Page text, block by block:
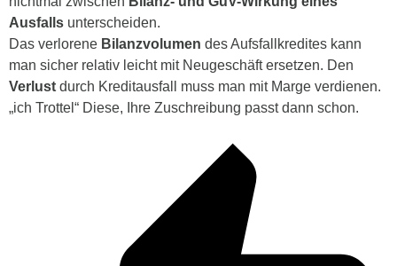
Ausfalls unterscheiden.
Das verlorene Bilanzvolumen des Aufsfallkredites kann
man sicher relativ leicht mit Neugeschäft ersetzen. Den
Verlust durch Kreditausfall muss man mit Marge verdienen.
„ich Trottel“ Diese, Ihre Zuschreibung passt dann schon.